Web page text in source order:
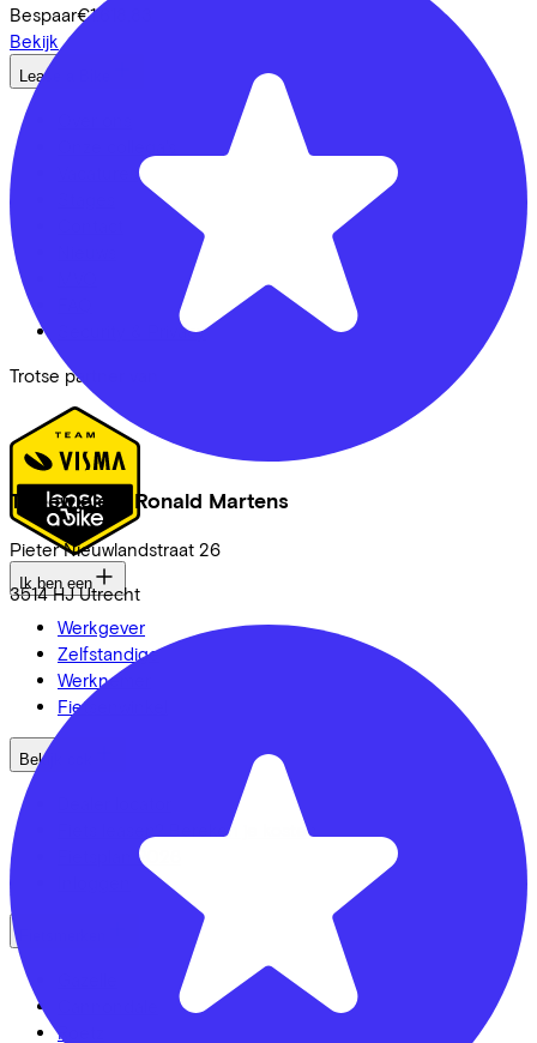
Tweewielers Ronald Martens
Pieter Nieuwlandstraat 26
3514 HJ Utrecht
Bespaar€1.618,83
Bekijk
Lease a Bike
Security & Privacy
Trotse partner van
Ik ben een
Werkgever
Zelfstandige
Werknemer
Fietsenwinkel
Bekijk ook
Fiets leasen? Bereken je kosten
Fietsplan 2026
Roetz